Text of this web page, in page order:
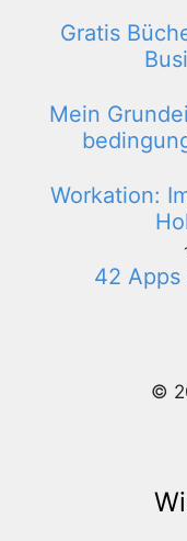
Gratis
Mein
Workation:
42 Apps
©